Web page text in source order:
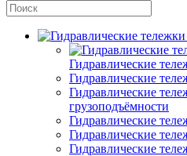
Гидравлические
Гидравлические
Гидравлические
грузоподъёмности
Гидравлические
Гидравлические
Гидравлические